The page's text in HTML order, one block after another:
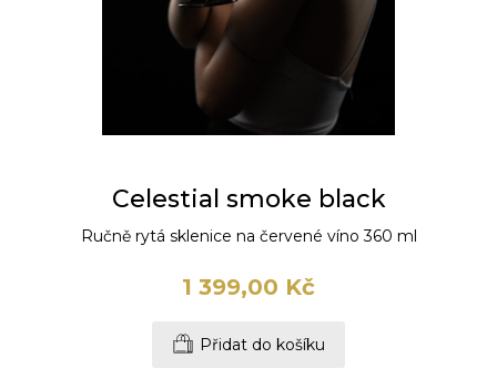
Celestial smoke black
Ručně rytá sklenice na červené víno 360 ml
1 399,00 Kč
Přidat do košíku